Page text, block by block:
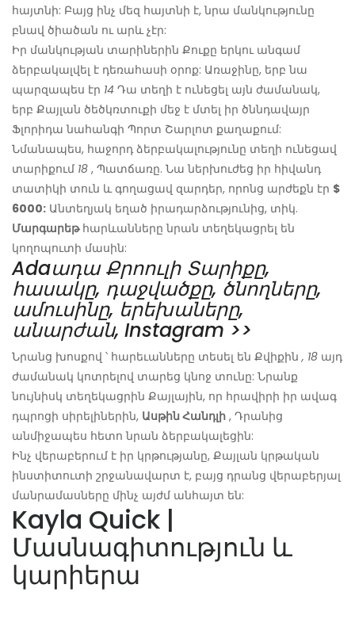
հայտնի: Բայց ինչ մեզ հայտնի է, նրա մանկությունը
բնավ ծիածան ու արև չէր:
Իր մանկության տարիներին Քուքը երկու անգամ
ձերբակալվել է դեռահասի օրոք: Առաջինը, երբ նա
պարզապես էր 14 Դա տեղի է ունեցել այն ժամանակ,
երբ Քայլան ծեծկռտուքի մեջ է մտել իր ծննդավայր
Ֆլորիդա նահանգի Պորտ Շարլոտ քաղաքում:
Նմանապես, հաջորդ ձերբակալությունը տեղի ունեցավ
տարիքում 18 , Պատճառը. Նա ներխուժեց իր հիվանդ
տատիկի տուն և գողացավ զարդեր, որոնց արժեքն էր $
6000: Անտեղյակ եղած իրադարձությունից, տիկ.
Մարգարեթհարևանները նրան տեղեկացրել են
կողոպուտի մասին:
Adaադա Քրոուլի Տարիքը,
հասակը, դաջվածքը, ծնողները,
ամուսինը, երեխաները,
անարժան, Instagram >>
Նրանց խոսքով ՝ հարեւանները տեսել են Քվիքին, 18 այդ
ժամանակ կոտրելով տարեց կնոջ տունը: Նրանք
նույնիսկ տեղեկացրին Քայլային, որ հրավիրի իր ավագ
դպրոցի սիրելիներին, Ասթին Հանդլի , Դրանից
անմիջապես հետո նրան ձերբակալեցին:
Ինչ վերաբերում է իր կրթությանը, Քայլան կրթական
ինստիտուտի շրջանավարտ է, բայց դրանց վերաբերյալ
մանրամասները մինչ այժմ անհայտ են:
Kayla Quick |
Մասնագիտություն և
կարիերա